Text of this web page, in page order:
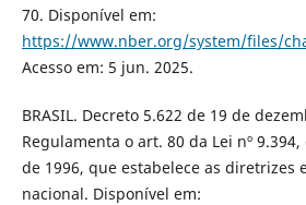
70. Disponível em:
https://www.nber.org/system/files/
Acesso em: 5 jun. 2025.
BRASIL. Decreto 5.622 de 19 de
Regulamenta o art. 80 da Lei nº
de 1996, que estabelece as diretrizes
nacional. Disponível em: